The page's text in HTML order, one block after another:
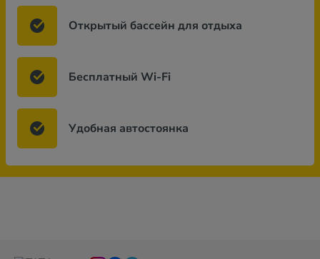
Открытый бассейн для отдыха
Бесплатный Wi-Fi
Удобная автостоянка